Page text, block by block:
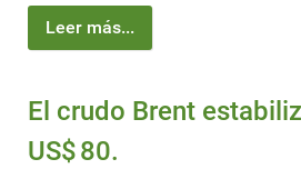
Leer más...
El crudo Brent
US$ 80.